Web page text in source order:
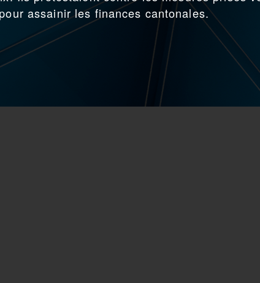
assainir les finances cantonales.